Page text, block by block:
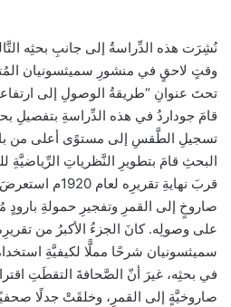
نُشِرَت هذه الدِّراسةُ إلى جانبِ بحثِه
تحتَ عنوانِ “طريقةُ الوصولِ إلى
قامَ جوداردُ في هذه الدِّراسةِ بتفصيلِ
تسجيلِ الطَّقسِ إلى مستوًى أعلى من
البحثِ قامَ بتطويرِ النَّظرياتِ الرِّياضيَّةِ
قربَ نهايةِ تقريرِه
صاروخٍ إلى القمرِ وتفجيرِ حمولةِ
على وصولِه. كانَ الجزءُ الأكبرُ من
في بحثِه، غيرَ أنّ الصَّحافةَ التقطَتِ
صاروخيَّةٍ إلى القمرِ، وخلقَتْ جدلًا